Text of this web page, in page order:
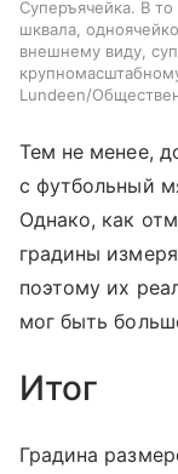
Суперъячейка. В
шквала,
внешнему виду,
Lundeen/
Тем не менее,
с футбольный
Однако, как
градины
поэтому их
мог быть
Итог
Градина